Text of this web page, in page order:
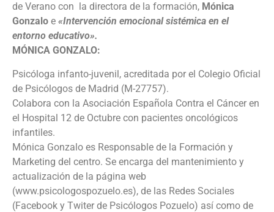
de Verano con la directora de la formación, Mónica
Gonzalo e «Intervención emocional sistémica en el
entorno educativo».
MÓNICA GONZALO:
Psicóloga infanto-juvenil, acreditada por el Colegio Oficial
de Psicólogos de Madrid (M-27757).
Colabora con la Asociación Española Contra el Cáncer en
el Hospital 12 de Octubre con pacientes oncológicos
infantiles.
Mónica Gonzalo es Responsable de la Formación y
Marketing del centro. Se encarga del mantenimiento y
actualización de la página web
(www.psicologospozuelo.es), de las Redes Sociales
(Facebook y Twiter de Psicólogos Pozuelo) así como de